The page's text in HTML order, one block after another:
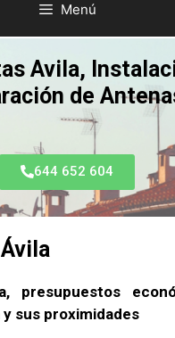
Menú
Avila,
de
644 652 604
presupuestos
sus proximidades